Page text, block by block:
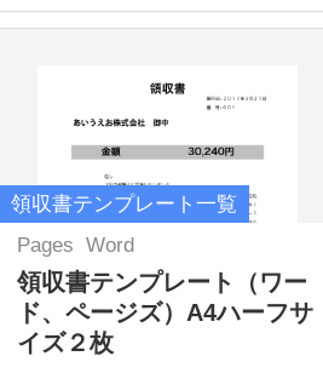
領収書テンプレート一覧
Pages Word
領収書テンプレート（ワー
ド、ページズ）A4ハーフサ
イズ２枚